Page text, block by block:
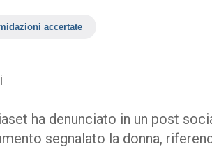
accertate
ha denunciato in un post
segnalato la donna,